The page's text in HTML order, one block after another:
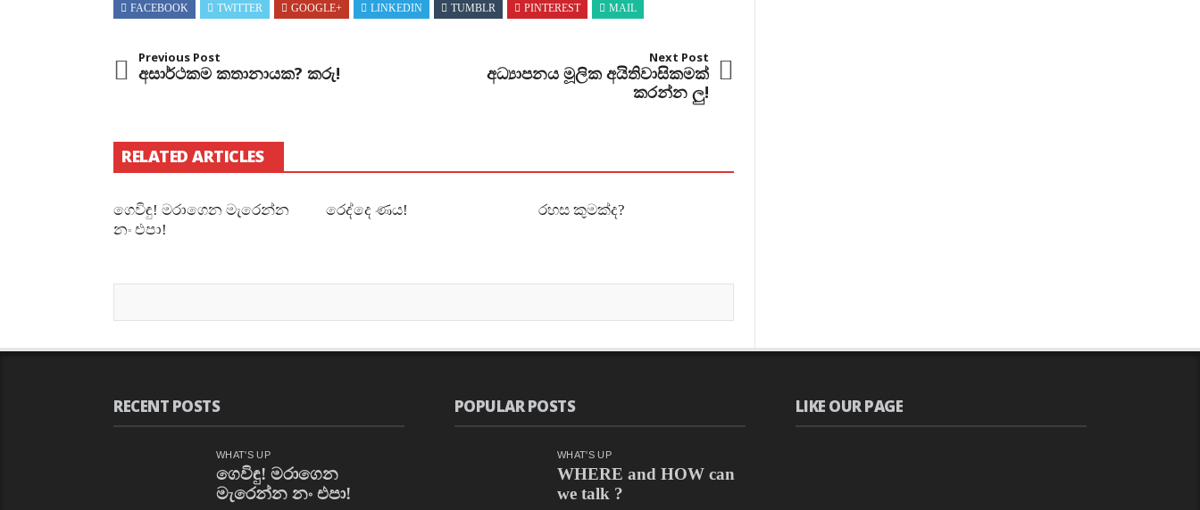
FACEBOOK TWITTER GOOGLE+ LINKEDIN TUMBLR PINTEREST MAIL
Previous Post
අසාර්ථකම කතානායක? කරු!
Next Post
අධ්‍යාපනය මූලික අයිතිවාසිකමක්
කරන්න ලු!
RELATED ARTICLES
ගෙවිඳු! මරාගෙන මැරෙන්න
නං එපා!
රෙද්දෙ ණය! රහස කුමක්ද?
RECENT POSTS
WHAT'S UP
ගෙවිඳු! මරාගෙන
මැරෙන්න නං එපා!
POPULAR POSTS
WHAT'S UP
WHERE and HOW can
we talk ?
LIKE OUR PAGE